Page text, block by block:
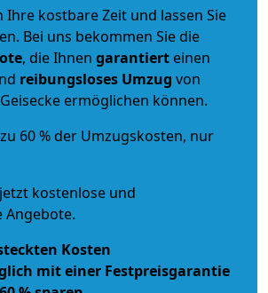
Ihre kostbare Zeit und lassen Sie
Bei uns bekommen Sie die
, die Ihnen garantiert einen
reibungsloses Umzug von
ermöglichen können.
60 % der Umzugskosten, nur
kostenlose und
Angebote.
Kosten
mit einer Festpreisgarantie